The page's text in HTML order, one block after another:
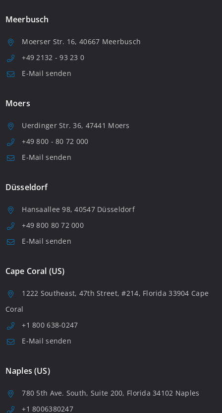
Meerbusch
Moerser Str. 16, 40667 Meerbusch
+49 2132 - 93 23 0
E-Mail senden
Moers
Uerdinger Str. 36, 47441 Moers
+49 800 - 80 72 000
E-Mail senden
Düsseldorf
Hansaallee 98, 40547 Düsseldorf
+49 800 80 72 000
E-Mail senden
Cape Coral (US)
1222 Southeast, 47th Street, #214, Florida 33904 Cape
Coral
+1 800 638-0247
E-Mail senden
Naples (US)
780 5th Ave. South, Suite 200, Florida 34102 Naples
+1 8006380247